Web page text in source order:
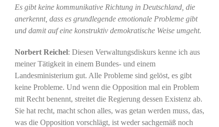
Es gibt keine kommunikative Richtung in Deutschland, die
anerkennt, dass es grundlegende emotionale Probleme gibt
und damit auf eine konstruktiv demokratische Weise umgeht.
Norbert Reichel: Diesen Verwaltungsdiskurs kenne ich aus
meiner Tätigkeit in einem Bundes- und einem
Landesministerium gut. Alle Probleme sind gelöst, es gibt
keine Probleme. Und wenn die Opposition mal ein Problem
mit Recht benennt, streitet die Regierung dessen Existenz ab.
Sie hat recht, macht schon alles, was getan werden muss, das,
was die Opposition vorschlägt, ist weder sachgemäß noch